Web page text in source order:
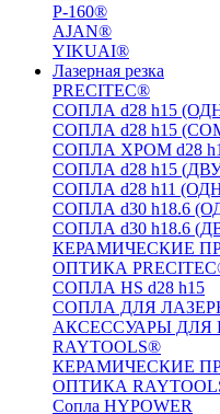
P-160®
AJAN®
YIKUAI®
Лазерная резка
PRECITEC®
СОПЛА d28 h15
СОПЛА d28 h15
СОПЛА ХРОМ d28
СОПЛА d28 h15
СОПЛА d28 h11
СОПЛА d30 h18.6
СОПЛА d30 h18.6
КЕРАМИЧЕСКИЕ
ОПТИКА
СОПЛА HS d28 h15
СОПЛА ДЛЯ
АКСЕССУАРЫ ДЛЯ
RAYTOOLS®
КЕРАМИЧЕСКИЕ
ОПТИКА
Сопла HYPOWER